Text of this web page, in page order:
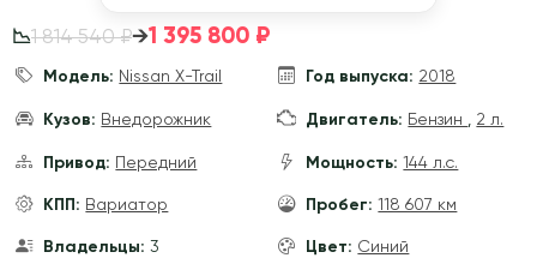
📉1 814 540 ₽→1 395 800 ₽
Модель: Nissan X-Trail Год выпуска: 2018
Кузов: Внедорожник Двигатель: Бензин 2 л.
Привод: Передний Мощность: 144 л.с.
КПП: Вариатор Пробег: 118 607 км
Владельцы: 3 Цвет: Синий